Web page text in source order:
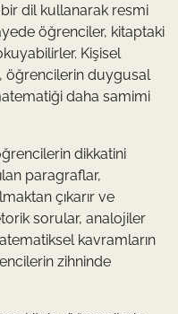
dil kullanarak resmi
öğrenciler, kitaptaki
Kişisel
öğrencilerin duygusal
daha samimi
dikkatini
paragraflar,
çıkarır ve
sorular, analojiler
kavramların
zihninde